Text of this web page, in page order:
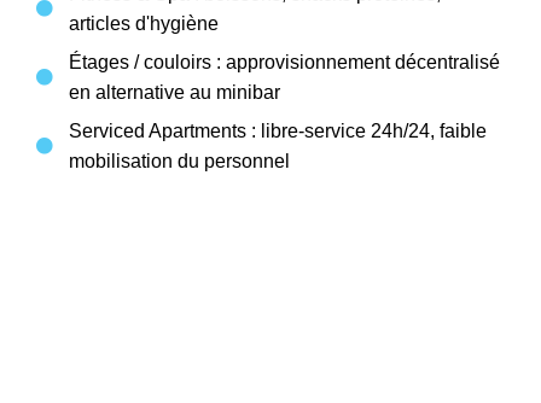
articles d'hygiène
Étages / couloirs : approvisionnement décentralisé
en alternative au minibar
Serviced Apartments : libre-service 24h/24, faible
mobilisation du personnel